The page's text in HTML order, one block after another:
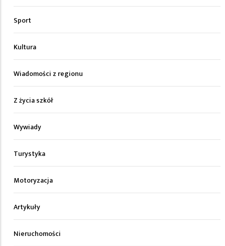
Sport
Kultura
Wiadomości z regionu
Z życia szkół
Wywiady
Turystyka
Motoryzacja
Artykuły
Nieruchomości